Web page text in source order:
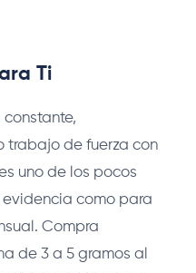
Ti
constante,
trabajo de fuerza con
uno de los pocos
evidencia como para
Compra
de 3 a 5 gramos al